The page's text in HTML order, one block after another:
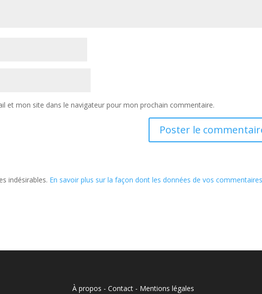
et mon site dans le navigateur pour mon prochain commentaire.
indésirables. En savoir plus sur la façon dont les données de vos
À propos - Contact- Mentions légales